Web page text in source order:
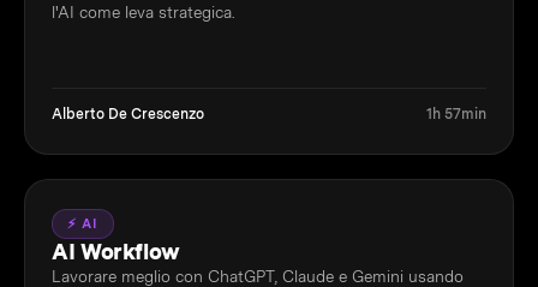
l'AI come leva strategica.
Alberto De Crescenzo 1h 57min
⚡ AI
AI Workflow
Lavorare meglio con ChatGPT, Claude e Gemini usando